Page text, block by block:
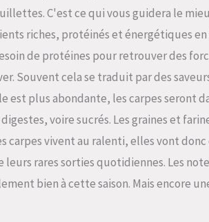
C'est ce qui vous guidera le
riches, protéinés et énergétiques
de protéines pour retrouver des
Souvent cela se traduit par des
est plus abondante, les carpes seront
voire sucrés. Les graines et
carpes vivent au ralenti, elles vont
rares sorties quotidiennes. Les
bien à cette saison. Mais encore